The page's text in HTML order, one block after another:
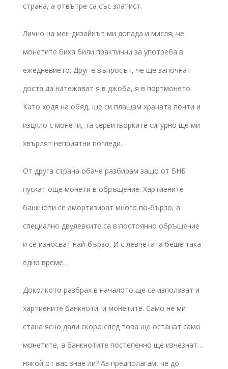
страна, а отвътре са със златист.
Лично на мен дизайнът ми допада и мисля, че
монетите биха били практични за употреба в
ежедневието. Друг е въпросът, че ще започнат
доста да натежават я в джоба, я в портмонето.
Като ходя на обяд, ще си плащам храната почти и
изцяло с монети, та сервитьорките сигурно ще ми
хвърлят неприятни погледи.
От друга страна обаче разбирам защо от БНБ
пускат още монети в обръщение. Хартиените
банкноти се амортизират много по-бързо, а
специално двулевките са в постоянно обръщение
и се износват най-бързо. И с левчетата беше така
едно време…
Доколкото разбрах в началото ще се използват и
хартиените банкноти, и монетите. Само не ми
стана ясно дали скоро след това ще останат само
монетите, а банкнотите постепенно ще изчезнат…
някой от вас знае ли? Аз предполагам, че до